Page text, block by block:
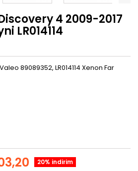
4 2009-2017
LR014114
89089352, LR014114 Xenon Far
20% indirim